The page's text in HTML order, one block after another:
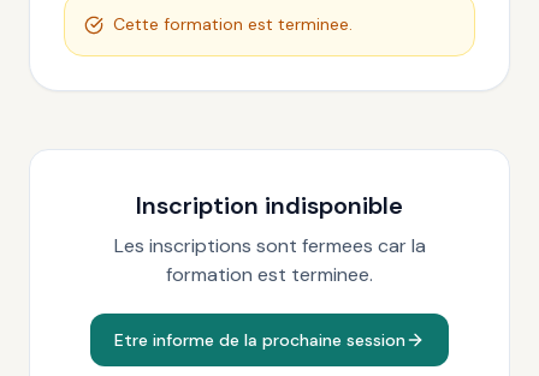
Cette formation est terminee.
Inscription indisponible
Les inscriptions sont fermees car la
formation est terminee.
Etre informe de la prochaine session